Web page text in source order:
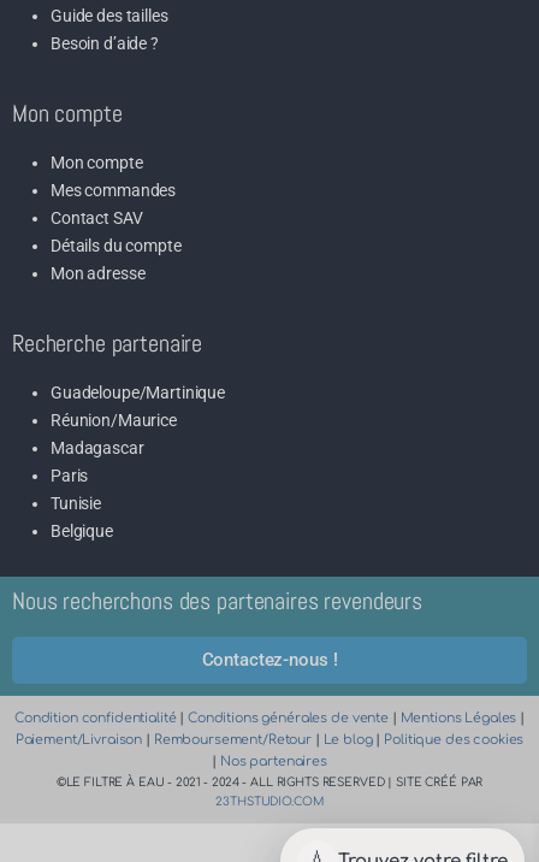
Guide des tailles
Besoin d’aide ?
Mon compte
Mon compte
Mes commandes
Contact SAV
Détails du compte
Mon adresse
Recherche partenaire
Guadeloupe/Martinique
Réunion/Maurice
Madagascar
Paris
Tunisie
Belgique
Nous recherchons des partenaires revendeurs
Contactez-nous !
Condition confidentialité|Conditions générales de vente| Mentions Légales
Paiement/Livraison
Remboursement/Retour Le blog|
Politique des cookies
Nos partenaires
©LE FILTRE À EAU - 2021 - 2024 - ALL RIGHTS RESERVED | SITE CRÉÉ PAR
23THSTUDIO.COM